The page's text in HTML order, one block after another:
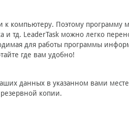
к компьютеру. Поэтому программу
тд. LeaderTask можно легко
для работы программы
где вам удобно!
данных в указанном вами
копии.